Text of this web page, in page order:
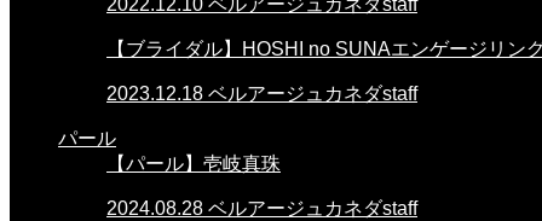
2022.12.10 ベルアージュカネダstaff
【ブライダル】HOSHI no SUNAエンゲージリン
2023.12.18 ベルアージュカネダstaff
パール
【パール】壱岐真珠
2024.08.28 ベルアージュカネダstaff